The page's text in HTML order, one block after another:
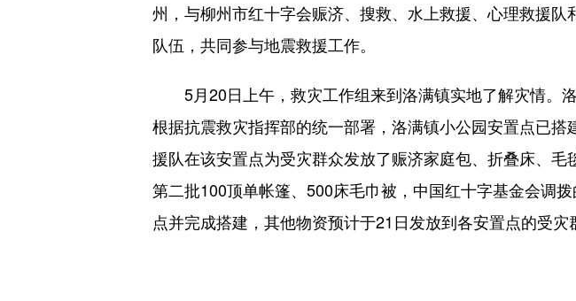
州，与柳州市红十字会赈济、搜救、水上救援、心理救援
队伍，共同参与地震救援工作。
5月20日上午，救灾工作组来到洛满镇实地了解灾情。
根据抗震救灾指挥部的统一部署，洛满镇小公园安置点已
援队在该安置点为受灾群众发放了赈济家庭包、折叠床、
第二批100顶单帐篷、500床毛巾被，中国红十字基金会调
点并完成搭建，其他物资预计于21日发放到各安置点的受